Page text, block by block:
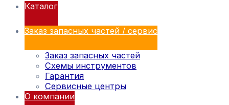
Каталог
Заказ запасных частей / сервис
Заказ запасных частей
Схемы инструментов
Гарантия
Сервисные центры
О компании